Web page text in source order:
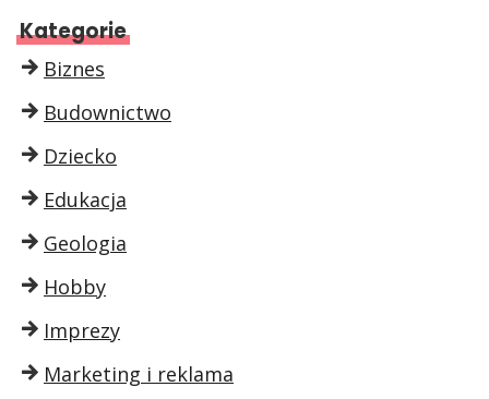
Kategorie
Biznes
Budownictwo
Dziecko
Edukacja
Geologia
Hobby
Imprezy
Marketing i reklama